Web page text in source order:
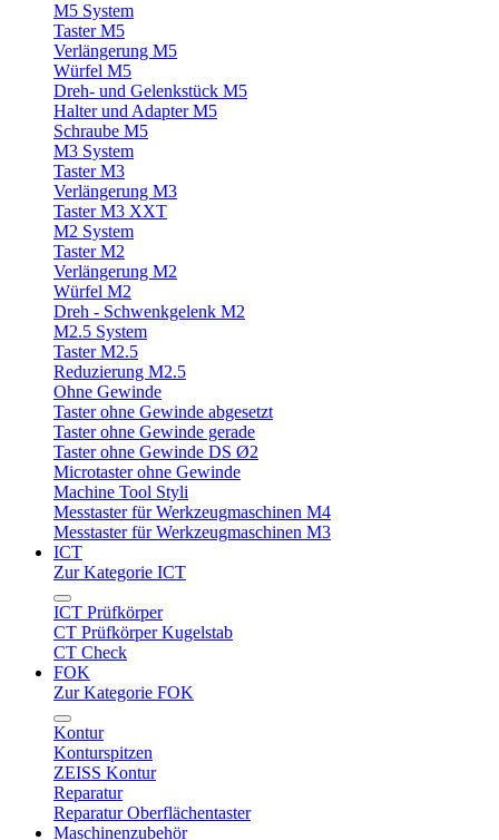
M5 System
Taster M5
Verlängerung M5
Würfel M5
Dreh- und Gelenkstück M5
Halter und Adapter M5
Schraube M5
M3 System
Taster M3
Verlängerung M3
Taster M3 XXT
M2 System
Taster M2
Verlängerung M2
Würfel M2
Dreh - Schwenkgelenk M2
M2.5 System
Taster M2.5
Reduzierung M2.5
Ohne Gewinde
Taster ohne Gewinde abgesetzt
Taster ohne Gewinde gerade
Taster ohne Gewinde DS Ø2
Microtaster ohne Gewinde
Machine Tool Styli
Messtaster für Werkzeugmaschinen M4
Messtaster für Werkzeugmaschinen M3
ICT
Zur Kategorie ICT
ICT Prüfkörper
CT Prüfkörper Kugelstab
CT Check
FOK
Zur Kategorie FOK
Kontur
Konturspitzen
ZEISS Kontur
Reparatur
Reparatur Oberflächentaster
Maschinenzubehör